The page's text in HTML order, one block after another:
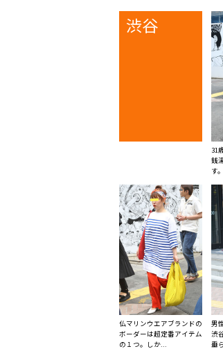
渋谷
31
銭
す
仏マリンウエアブランドの
ボーダーは超定番アイテム
の１つ。しか...
男
渋
垂